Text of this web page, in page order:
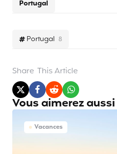
Portugal 8
Portugal
Share This Article
Vous aimerez aussi
Vacances